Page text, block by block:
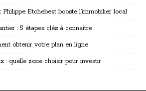
Etchebest booste l’immobilier local
: 5 étapes clés à connaître
obtenir votre plan en ligne
: quelle zone choisir pour investir